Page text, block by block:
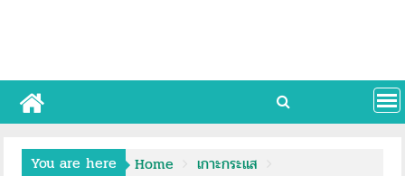
You are here Home
เกาะกระแส